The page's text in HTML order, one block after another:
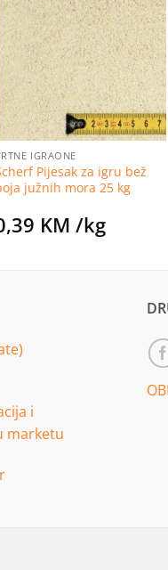
Dodaj
na
listu
želja
IGRAONE
Pijesak za igru bež
južnih mora 25 kg
KM /kg
i
marketu